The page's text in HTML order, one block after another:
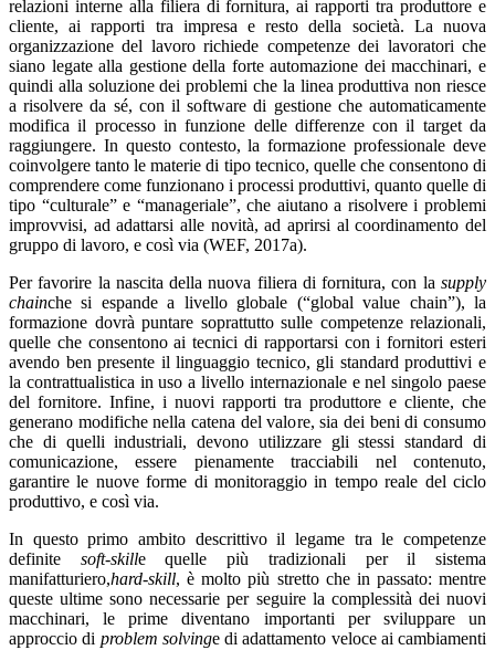
relazioni interne alla filiera di fornitura, ai rapporti tra produttore e
cliente, ai rapporti tra impresa e resto della società. La nuova
organizzazione del lavoro richiede competenze dei lavoratori che
siano legate alla gestione della forte automazione dei macchinari, e
quindi alla soluzione dei problemi che la linea produttiva non riesce
a risolvere da sé, con il software di gestione che automaticamente
modifica il processo in funzione delle differenze con il target da
raggiungere. In questo contesto, la formazione professionale deve
coinvolgere tanto le materie di tipo tecnico, quelle che consentono di
comprendere come funzionano i processi produttivi, quanto quelle di
tipo “culturale” e “manageriale”, che aiutano a risolvere i problemi
improvvisi, ad adattarsi alle novità, ad aprirsi al coordinamento del
gruppo di lavoro, e così via (WEF, 2017a).
Per favorire la nascita della nuova filiera di fornitura, con la supply
chainche si espande a livello globale (“global value chain”), la
formazione dovrà puntare soprattutto sulle competenze relazionali,
quelle che consentono ai tecnici di rapportarsi con i fornitori esteri
avendo ben presente il linguaggio tecnico, gli standard produttivi e
la contrattualistica in uso a livello internazionale e nel singolo paese
del fornitore. Infine, i nuovi rapporti tra produttore e cliente, che
generano modifiche nella catena del valore, sia dei beni di consumo
che di quelli industriali, devono utilizzare gli stessi standard di
comunicazione, essere pienamente tracciabili nel contenuto,
garantire le nuove forme di monitoraggio in tempo reale del ciclo
produttivo, e così via.
In questo primo ambito descrittivo il legame tra le competenze
definite soft-skille quelle più tradizionali per il sistema
manifatturiero,hard-skill, è molto più stretto che in passato: mentre
queste ultime sono necessarie per seguire la complessità dei nuovi
macchinari, le prime diventano importanti per sviluppare un
approccio di problem solvinge di adattamento veloce ai cambiamenti